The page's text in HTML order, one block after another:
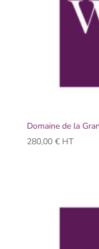
Domaine de la
280,00 € HT